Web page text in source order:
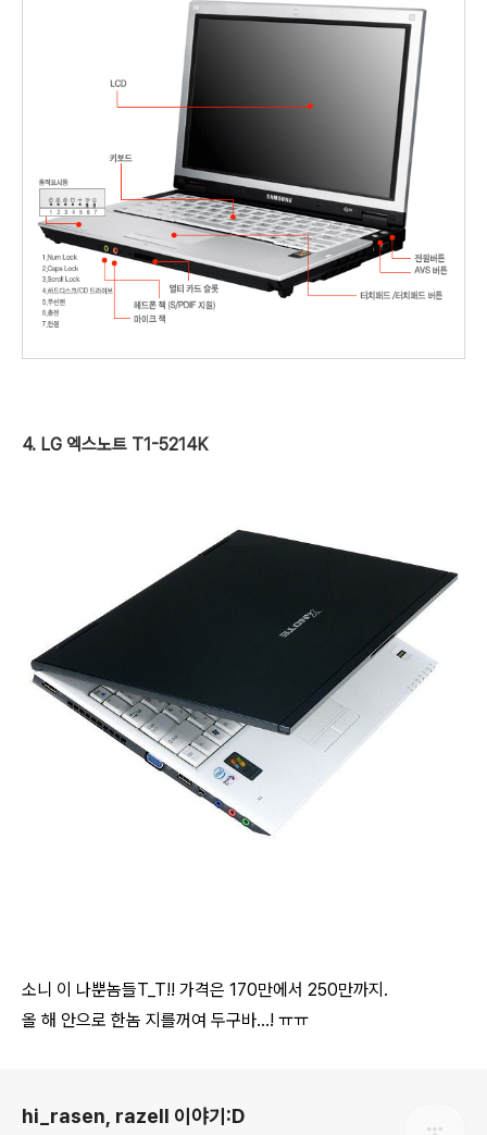
4. LG 엑스노트 T1-5214K
소니 이 나뿐놈들T_T!! 가격은 170만에서 250만까지.
올 해 안으로 한놈 지를꺼여 두구바...! ㅠㅠ
hi_rasen, razell 이야기:D